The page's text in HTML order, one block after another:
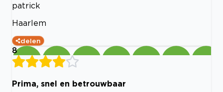
patrick
Haarlem
delen
8
Prima, snel en betrouwbaar